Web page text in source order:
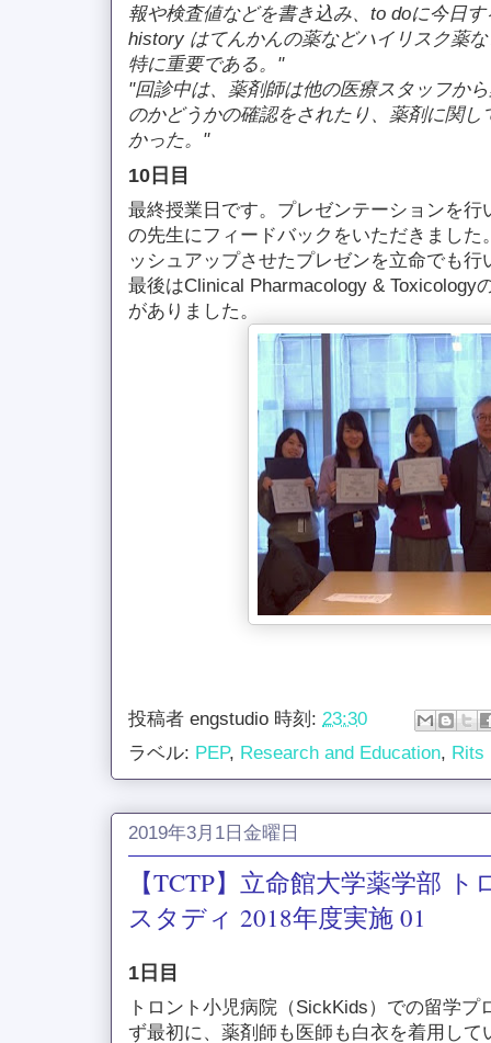
報や検査値などを書き込み、to doに今日
history はてんかんの薬などハイリスク薬
特に重要である。"
"回診中は、薬剤師は他の医療スタッフか
のかどうかの確認をされたり、薬剤に関
かった。"
10日目
最終授業日です。プレゼンテーションを
の先生にフィードバックをいただきまし
ッシュアップさせたプレゼンを立命でも行
最後はClinical Pharmacology & Toxicology
がありました。
投稿者 engstudio 時刻: 23:30
ラベル: PEP, Research and Education, Rits
2019年3月1日金曜日
【TCTP】立命館大学薬学部
スタディ 2018年度実施 01
1日目
トロント小児病院（SickKids）での留学
ず最初に、薬剤師も医師も白衣を着用し